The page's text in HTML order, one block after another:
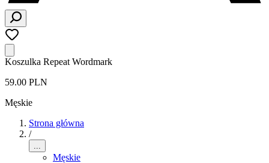
Koszulka Repeat Wordmark
59.00 PLN
Męskie
Strona główna
/
...
Męskie